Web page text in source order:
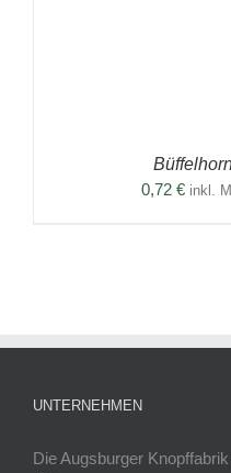
0,72 € inkl.
UNTERNEHMEN
Die Augsburger